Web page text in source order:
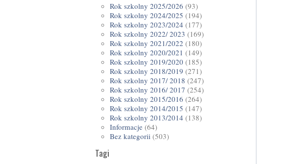
Rok szkolny 2025/2026 (93)
Rok szkolny 2024/2025 (194)
Rok szkolny 2023/2024 (177)
Rok szkolny 2022/ 2023 (169)
Rok szkolny 2021/2022 (180)
Rok szkolny 2020/2021 (149)
Rok szkolny 2019/2020 (185)
Rok szkolny 2018/2019 (271)
Rok szkolny 2017/ 2018 (247)
Rok szkolny 2016/ 2017 (254)
Rok szkolny 2015/2016 (264)
Rok szkolny 2014/2015 (147)
Rok szkolny 2013/2014 (138)
Informacje(64)
Bez kategorii (503)
Tagi